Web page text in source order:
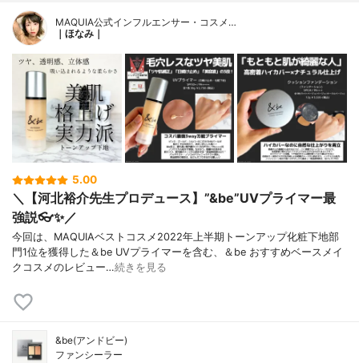
MAQUIA公式インフルエンサー・コスメ…
｜ほなみ｜
5.00
＼【河北裕介先生プロデュース】”&be”UVプライマー最
強説👓✨／
今回は、MAQUIAベストコスメ2022年上半期トーンアップ化粧下地部
門1位を獲得した＆be UVプライマーを含む、＆be おすすめベースメイ
クコスメのレビュー…続きを見る
&be(アンドビー)
ファンシーラー